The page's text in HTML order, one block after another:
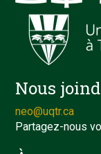
Nous
neo@uqtr.ca
Partagez-nous